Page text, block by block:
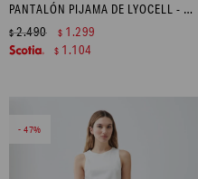
PANTALÓN PIJAMA DE LYOCELL - AZUL CLARO
$2.490 $ 1.299
$ 1.104
47